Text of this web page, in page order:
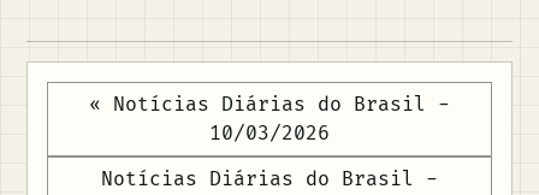
« Notícias Diárias do Brasil -
10/03/2026
Notícias Diárias do Brasil -